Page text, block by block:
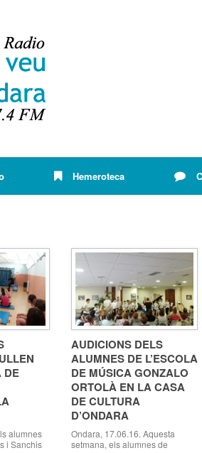
Hemeroteca
DE
alumnes
i Sanchis
AUDICIONS DELS
ALUMNES DE L’ESCOLA
DE MÚSICA GONZALO
ORTOLÀ EN LA CASA
DE CULTURA
D’ONDARA
Ondara, 17.06.16. Aquesta
setmana, els alumnes de